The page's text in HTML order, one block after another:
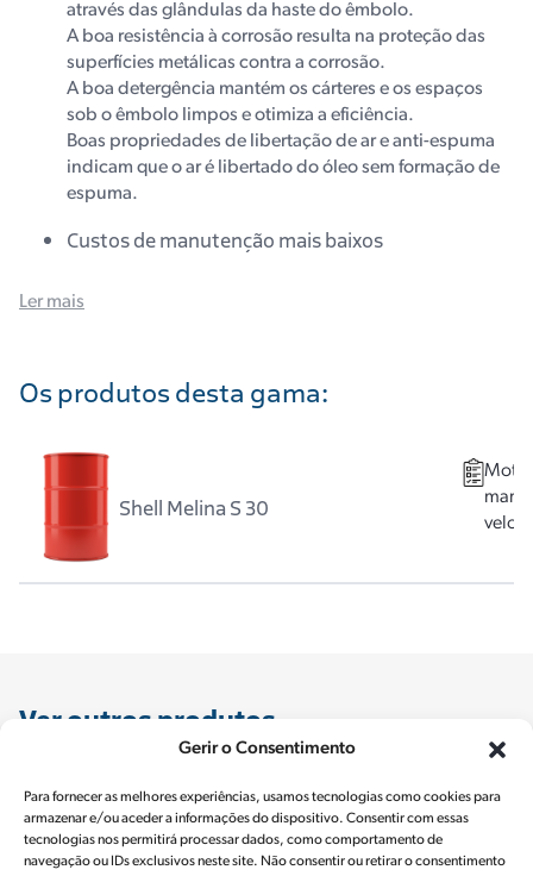
Gerir o Consentimento
Para fornecer as melhores experiências, usamos tecnologias como cookies para
armazenar e/ou aceder a informações do dispositivo. Consentir com essas
tecnologias nos permitirá processar dados, como comportamento de
navegação ou IDs exclusivos neste site. Não consentir ou retirar o consentimento
através das glândulas da haste do êmbolo.
A boa resistência à corrosão resulta na proteção das
superfícies metálicas contra a corrosão.
A boa detergência mantém os cárteres e os espaços
sob o êmbolo limpos e otimiza a eficiência.
Boas propriedades de libertação de ar e anti-espuma
indicam que o ar é libertado do óleo sem formação de
espuma.
Custos de manutenção mais baixos
térmica do óleo e prolonga a sua vida útil.
centrifugação.
Garantia
Aprovado por todos os principais fabricantes de
motores Diesel de baixa velocidade.
Ler mais
Os produtos desta gama:
Shell Melina S 30
Ver outros produtos
Shell Advance Shell Alexia Shell